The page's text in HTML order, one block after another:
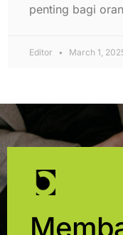
penting bagi
Editor March 1,